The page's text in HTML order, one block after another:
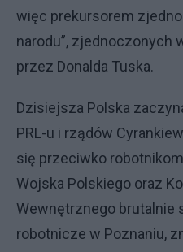
więc prekursorem
narodu”, zjednoczonych
przez Donalda Tuska.
Dzisiejsza Polska
PRL-u i rządów
się przeciwko robotnikom
Wojska Polskiego oraz
Wewnętrznego brutalnie
robotnicze w Poznaniu,